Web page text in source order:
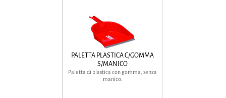
PALETTA PLASTICA C/GOMMA
S/MANICO
Paletta di plastica con gomma, senza
manico.